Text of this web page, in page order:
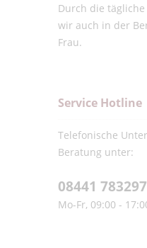
Durch die
wir auch in der
Frau.
Service Hotline
Telefonische
Beratung unter:
08441 783297
Mo-Fr, 09:00 -